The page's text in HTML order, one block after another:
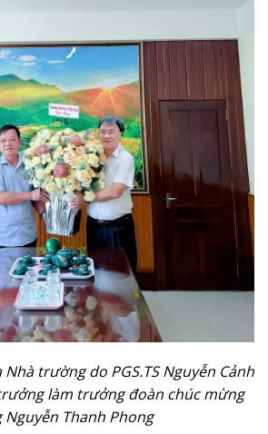
trường do PGS.TS Nguyễn Cảnh
làm trưởng đoàn chúc mừng
Nguyễn Thanh Phong